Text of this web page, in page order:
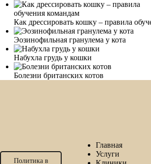
Как дрессировать кошку – правила
Эозинофильная гранулема у кота
Набухла грудь у кошки
Болезни британских котов
Политика в
Главная
Услуги